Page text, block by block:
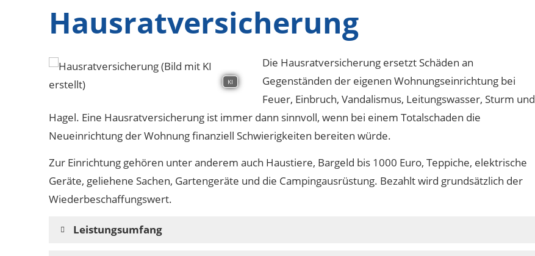
Hausratversicherung
KI
Die Hausratversicherung ersetzt Schäden an
Gegenständen der eigenen Wohnungseinrichtung bei
Feuer, Einbruch, Vandalismus, Leitungswasser, Sturm und
Hagel. Eine Hausratversicherung ist immer dann sinnvoll, wenn bei einem Totalschaden die
Neueinrichtung der Wohnung finanziell Schwierigkeiten bereiten würde.
Zur Einrichtung gehören unter anderem auch Haustiere, Bargeld bis 1000 Euro, Teppiche, elektrische
Geräte, geliehene Sachen, Gartengeräte und die Campingausrüstung. Bezahlt wird grundsätzlich der
Wiederbeschaffungswert.
Leistungsumfang